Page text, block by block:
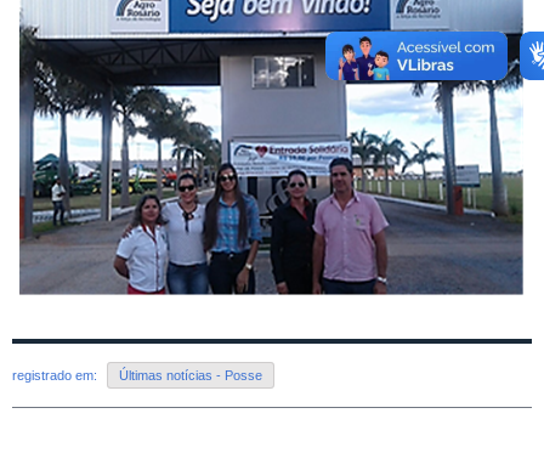
registrado em: Últimas notícias - Posse